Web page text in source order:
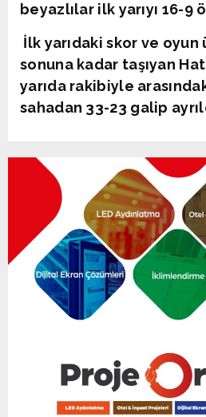
beyazlılar ilk yarıyı 16-9
İlk yarıdaki skor ve oyun
sonuna kadar taşıyan
yarıda rakibiyle
sahadan 33-23 galip